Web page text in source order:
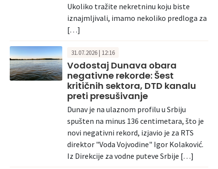
Ukoliko tražite nekretninu koju biste
iznajmljivali, imamo nekoliko predloga za
[…]
31.07.2026 | 12:16
Vodostaj Dunava obara
negativne rekorde: Šest
kritičnih sektora, DTD kanalu
preti presušivanje
Dunav je na ulaznom profilu u Srbiju
spušten na minus 136 centimetara, što je
novi negativni rekord, izjavio je za RTS
direktor "Voda Vojvodine" Igor Kolaković.
Iz Direkcije za vodne puteve Srbije […]